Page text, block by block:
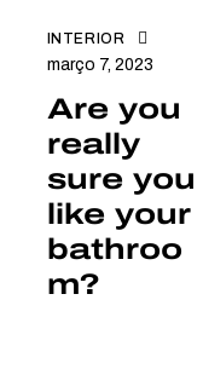
INTERIOR
março 7, 2023
Are you
really
sure you
like your
bathroo
m?